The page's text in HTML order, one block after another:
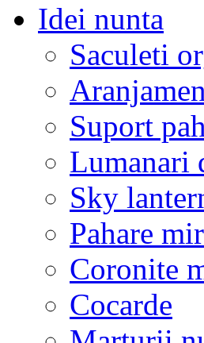
Idei nunta
Saculeti
Suport
Lumanari
Sky
Pahare
Coronite
Cocarde